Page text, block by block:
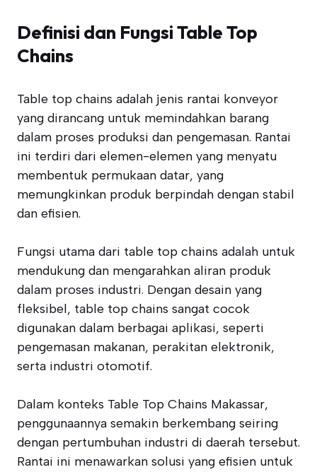
Definisi dan Fungsi Table Top
Chains
Table top chains adalah jenis rantai konveyor
yang dirancang untuk memindahkan barang
dalam proses produksi dan pengemasan. Rantai
ini terdiri dari elemen-elemen yang menyatu
membentuk permukaan datar, yang
memungkinkan produk berpindah dengan stabil
dan efisien.
Fungsi utama dari table top chains adalah untuk
mendukung dan mengarahkan aliran produk
dalam proses industri. Dengan desain yang
fleksibel, table top chains sangat cocok
digunakan dalam berbagai aplikasi, seperti
pengemasan makanan, perakitan elektronik,
serta industri otomotif.
Dalam konteks Table Top Chains Makassar,
penggunaannya semakin berkembang seiring
dengan pertumbuhan industri di daerah tersebut.
Rantai ini menawarkan solusi yang efisien untuk